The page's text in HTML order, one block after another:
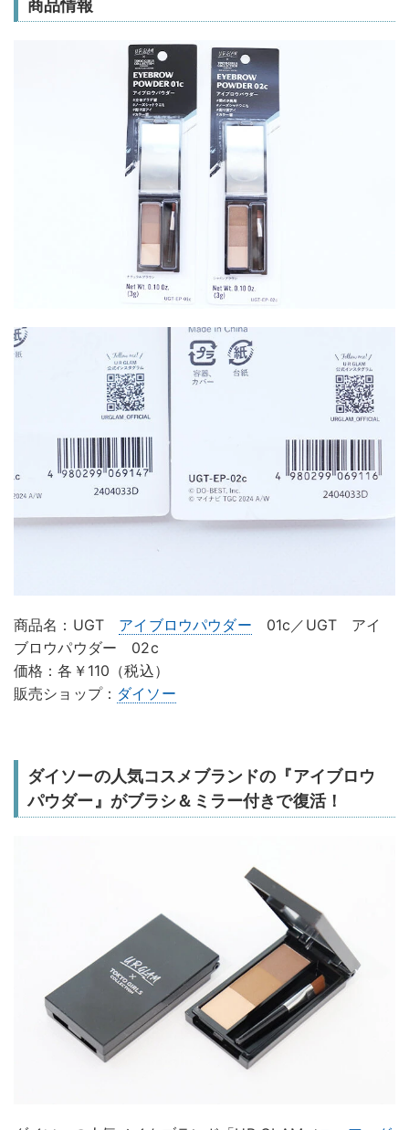
商品情報
商品名：UGT アイブロウパウダー 01c／UGT アイ
ブロウパウダー 02c
価格：各￥110（税込）
販売ショップ： ダイソー
ダイソーの人気コスメブランドの『アイブロウ
パウダー』がブラシ＆ミラー付きで復活！